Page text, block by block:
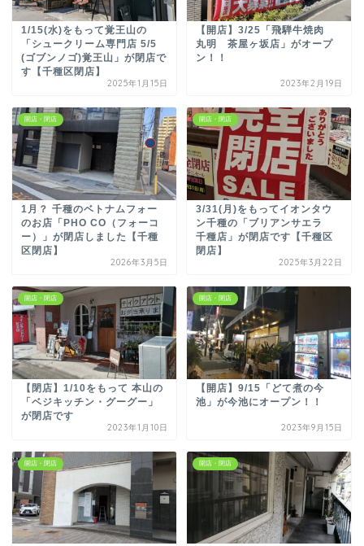
1/15(水)をもって覚王山の
「シュークリーム専門店 5/5
(ゴブンノゴ)覚王山」が閉店で
す【千種区閉店】
2025年1月15日
【開店】3/25「飛騨牛焼肉
丸明 茶屋ヶ坂店」がオープ
ン！！
2023年2月19日
開店・閉店
1月？ 千種のベトナムフォー
のお店「PHO CO（フォーコ
ー）」が閉店しました【千種
区閉店】
2026年3月5日
開店・閉店
3/31(月)をもってイオンタウ
ン千種の「ブリアンサエラ
千種店」が閉店です【千種区
閉店】
2025年3月22日
開店・閉店
【閉店】1/10をもって 本山の
「ベジキッチン・グーグー」
が閉店です
2023年1月10日
開店・閉店
【開店】9/15「どて煮の今
池」が今池にオープン！！
2023年9月15日
開店・閉店 開店・閉店